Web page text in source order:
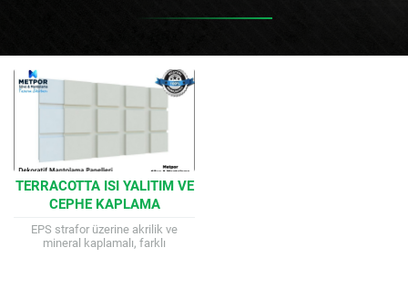
TERRACOTTA ISI YALITIM VE
CEPHE KAPLAMA
SISTEMLERI (2025)
EPS strafor üzerine akrilik ve
mineral kaplamalı, farklı